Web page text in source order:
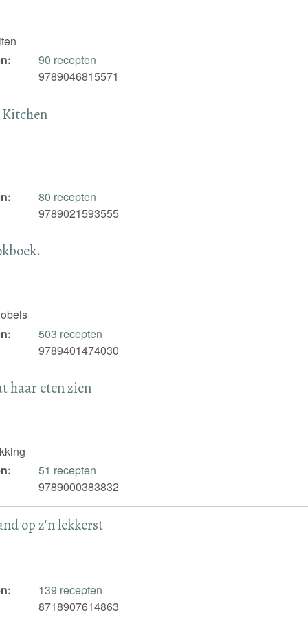
90 recepten
9789046815571
80 recepten
9789021593555
503 recepten
9789401474030
haar eten zien
51 recepten
9789000383832
op z'n lekkerst
139 recepten
8718907614863